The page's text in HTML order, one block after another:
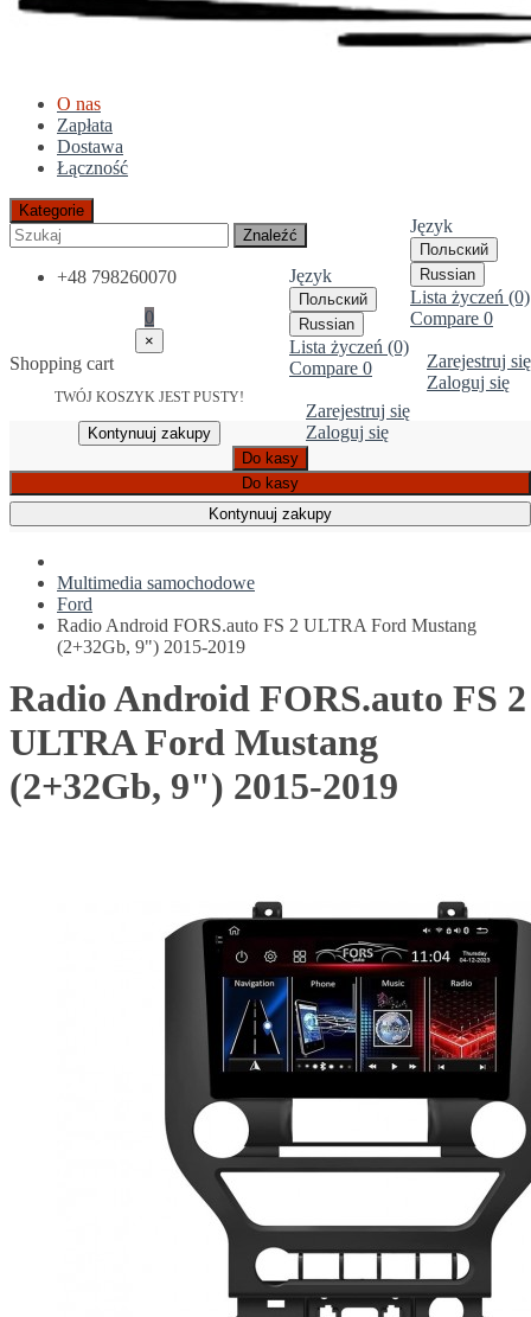
O nas
Zapłata
Dostawa
Łączność
Język
Польский
Russian
Lista życzeń (0)
Compare 0
Zarejestruj się
Zaloguj się
Kategorie
Znaleźć
Język
Польский
Russian
Lista życzeń (0)
Compare 0
Zarejestruj się
Zaloguj się
+48 798260070
0
×
Shopping cart
TWÓJ KOSZYK JEST PUSTY!
Kontynuuj zakupy
Do kasy
Do kasy
Kontynuuj zakupy
Multimedia samochodowe
Ford
Radio Android FORS.auto FS 2 ULTRA Ford Mustang
(2+32Gb, 9") 2015-2019
Radio Android FORS.auto FS 2
ULTRA Ford Mustang
(2+32Gb, 9") 2015-2019